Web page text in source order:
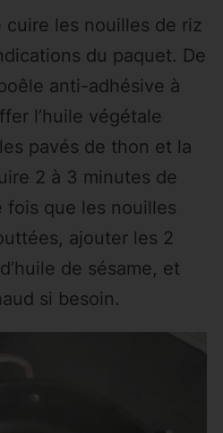
cuire les nouilles de riz
du paquet. De
anti-adhésive à
l’huile végétale
pavés de thon et la
2 à 3 minutes de
fois que les nouilles
ajouter les 2
de sésame, et
si besoin.